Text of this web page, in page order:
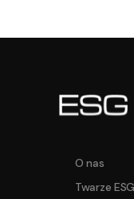
O nas
Twarze ESG